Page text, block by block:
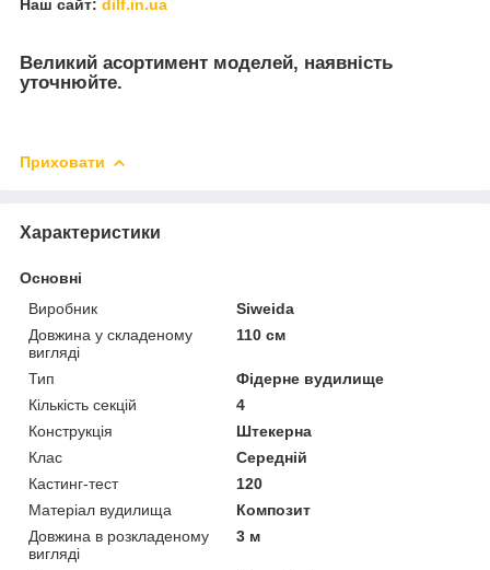
Наш сайт: dilf.in.ua
Великий асортимент моделей, наявність
уточнюйте.
Приховати
Характеристики
Основні
Виробник
Siweida
Довжина у складеному
вигляді
110 см
Тип
Фідерне вудилище
Кількість секцій
4
Конструкція
Штекерна
Клас
Середній
Кастинг-тест
120
Матеріал вудилища
Композит
Довжина в розкладеному
вигляді
3 м